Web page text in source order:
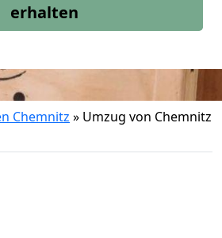
erhalten
Chemnitz » Umzug von Chemnitz